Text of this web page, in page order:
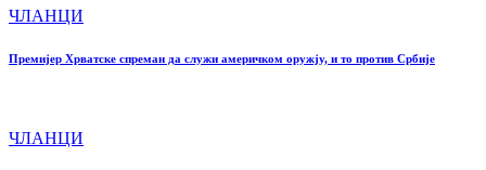
ЧЛАНЦИ
Премијер Хрватске спреман да служи америчком оружју, и то против Србије
ЧЛАНЦИ